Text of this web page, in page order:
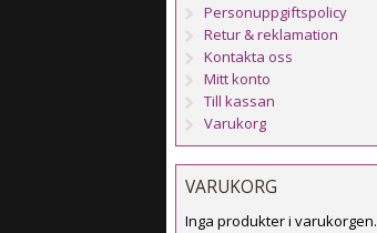
Personuppgiftspolicy
Retur & reklamation
Kontakta oss
Mitt konto
Till kassan
Varukorg
VARUKORG
Inga produkter i varukorgen.